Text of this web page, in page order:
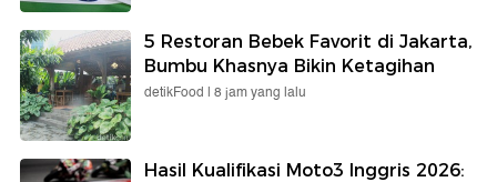
5 Restoran Bebek Favorit di Jakarta,
Bumbu Khasnya Bikin Ketagihan
detikFood | 8 jam yang lalu
Hasil Kualifikasi Moto3 Inggris 2026: